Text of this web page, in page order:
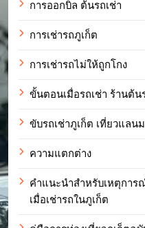
การออกบิล ต้นรถเช่า
การเช่ารถภูเก็ต
การเช่ารถไม่ให้ถูกโกง
ขั้นตอนเมื่อรถเช่า ร้านต้น
ขับรถเช่าภูเก็ต เที่ยวแล
ความแตกต่าง
คำแนะนำสำหรับเหตุการ
เมื่อเช่ารถในภูเก็ต